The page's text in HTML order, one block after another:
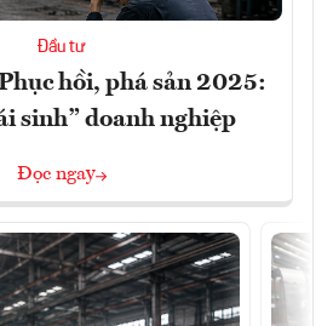
Đầu tư
hồi, phá sản 2025:
sinh” doanh nghiệp
Đọc ngay